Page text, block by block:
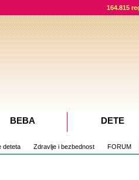
164.815
deteta Zdravlje i bezbednost FORUM
BEBA DETE